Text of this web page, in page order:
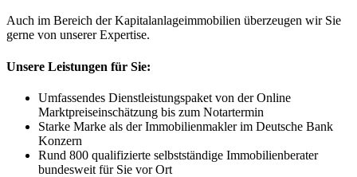
Auch im Bereich der Kapitalanlageimmobilien überzeugen wir Sie
gerne von unserer Expertise.
Unsere Leistungen für Sie:
Umfassendes Dienstleistungspaket von der Online
Marktpreiseinschätzung bis zum Notartermin
Starke Marke als der Immobilienmakler im Deutsche Bank
Konzern
Rund 800 qualifizierte selbstständige Immobilienberater
bundesweit für Sie vor Ort